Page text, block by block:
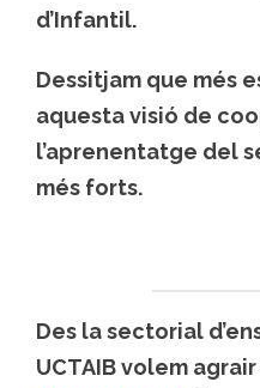
d’Infantil.
Dessitjam que més
aquesta visió de
l’aprenentatge del
més forts.
Des la sectorial
UCTAIB volem